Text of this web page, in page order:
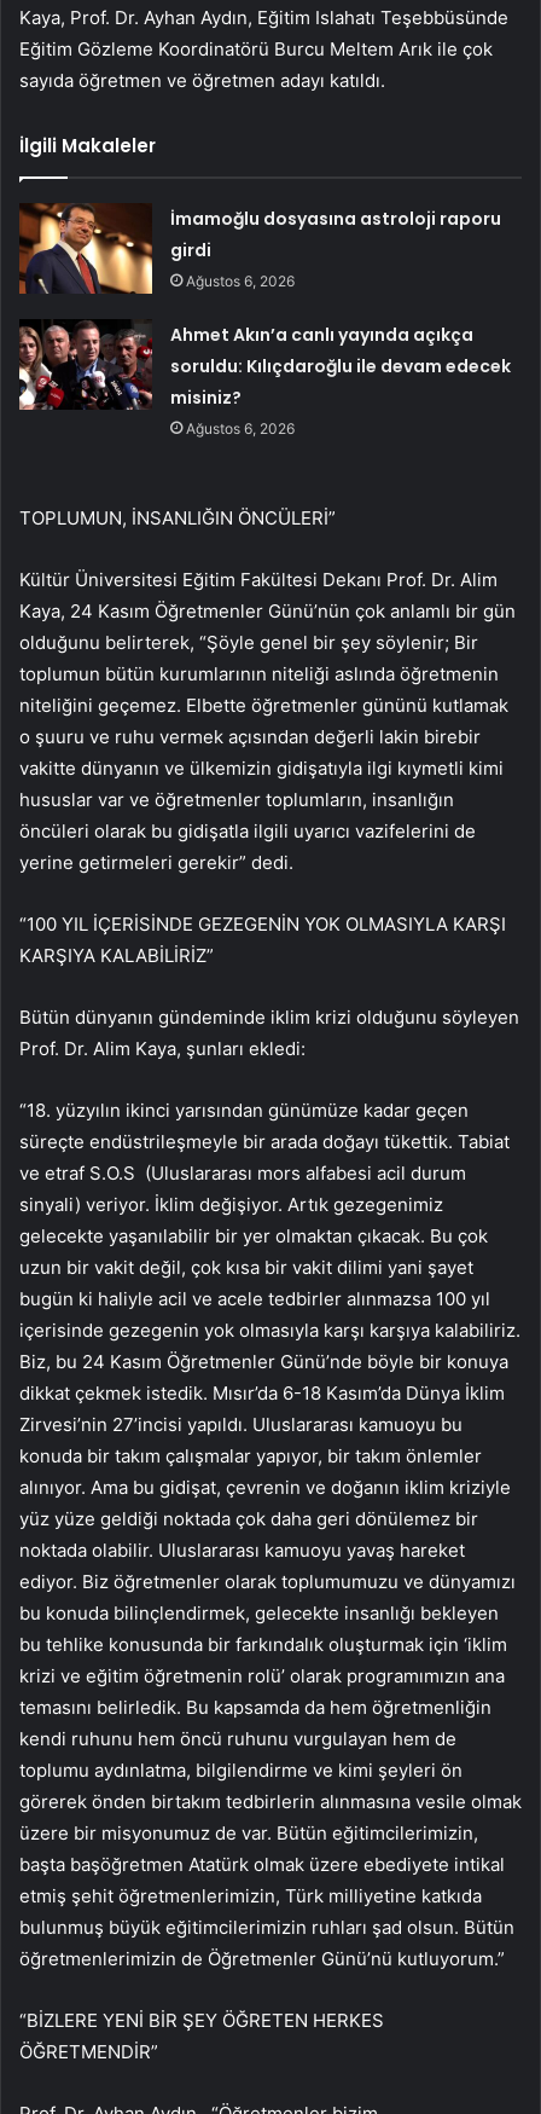
Kaya, Prof. Dr. Ayhan Aydın, Eğitim Islahatı Teşebbüsünde
Eğitim Gözleme Koordinatörü Burcu Meltem Arık ile çok
sayıda öğretmen ve öğretmen adayı katıldı.
İlgili Makaleler
İmamoğlu dosyasına astroloji raporu
girdi
Ağustos 6, 2026
Ahmet Akın’a canlı yayında açıkça
soruldu: Kılıçdaroğlu ile devam edecek
misiniz?
Ağustos 6, 2026
TOPLUMUN, İNSANLIĞIN ÖNCÜLERİ”
Kültür Üniversitesi Eğitim Fakültesi Dekanı Prof. Dr. Alim
Kaya, 24 Kasım Öğretmenler Günü’nün çok anlamlı bir gün
olduğunu belirterek, “Şöyle genel bir şey söylenir; Bir
toplumun bütün kurumlarının niteliği aslında öğretmenin
niteliğini geçemez. Elbette öğretmenler gününü kutlamak
o şuuru ve ruhu vermek açısından değerli lakin birebir
vakitte dünyanın ve ülkemizin gidişatıyla ilgi kıymetli kimi
hususlar var ve öğretmenler toplumların, insanlığın
öncüleri olarak bu gidişatla ilgili uyarıcı vazifelerini de
yerine getirmeleri gerekir” dedi.
“100 YIL İÇERİSİNDE GEZEGENİN YOK OLMASIYLA KARŞI
KARŞIYA KALABİLİRİZ”
Bütün dünyanın gündeminde iklim krizi olduğunu söyleyen
Prof. Dr. Alim Kaya, şunları ekledi:
“18. yüzyılın ikinci yarısından günümüze kadar geçen
süreçte endüstrileşmeyle bir arada doğayı tükettik. Tabiat
ve etraf S.O.S (Uluslararası mors alfabesi acil durum
sinyali) veriyor. İklim değişiyor. Artık gezegenimiz
gelecekte yaşanılabilir bir yer olmaktan çıkacak. Bu çok
uzun bir vakit değil, çok kısa bir vakit dilimi yani şayet
bugün ki haliyle acil ve acele tedbirler alınmazsa 100 yıl
içerisinde gezegenin yok olmasıyla karşı karşıya kalabiliriz.
Biz, bu 24 Kasım Öğretmenler Günü’nde böyle bir konuya
dikkat çekmek istedik. Mısır’da 6-18 Kasım’da Dünya İklim
Zirvesi’nin 27’incisi yapıldı. Uluslararası kamuoyu bu
konuda bir takım çalışmalar yapıyor, bir takım önlemler
alınıyor. Ama bu gidişat, çevrenin ve doğanın iklim kriziyle
yüz yüze geldiği noktada çok daha geri dönülemez bir
noktada olabilir. Uluslararası kamuoyu yavaş hareket
ediyor. Biz öğretmenler olarak toplumumuzu ve dünyamızı
bu konuda bilinçlendirmek, gelecekte insanlığı bekleyen
bu tehlike konusunda bir farkındalık oluşturmak için ‘iklim
krizi ve eğitim öğretmenin rolü’ olarak programımızın ana
temasını belirledik. Bu kapsamda da hem öğretmenliğin
kendi ruhunu hem öncü ruhunu vurgulayan hem de
toplumu aydınlatma, bilgilendirme ve kimi şeyleri ön
görerek önden birtakım tedbirlerin alınmasına vesile olmak
üzere bir misyonumuz de var. Bütün eğitimcilerimizin,
başta başöğretmen Atatürk olmak üzere ebediyete intikal
etmiş şehit öğretmenlerimizin, Türk milliyetine katkıda
bulunmuş büyük eğitimcilerimizin ruhları şad olsun. Bütün
öğretmenlerimizin de Öğretmenler Günü’nü kutluyorum.”
“BİZLERE YENİ BİR ŞEY ÖĞRETEN HERKES
ÖĞRETMENDİR”